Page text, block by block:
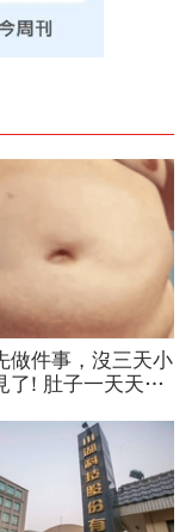
做件事，沒三天小
了! 肚子一天天變